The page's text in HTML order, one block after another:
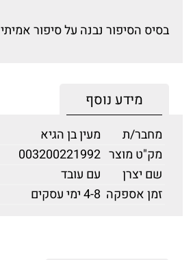
בסיס הסיפור נבנה על סיפור אמיתי
מידע נוסף
מחבר/ת
מעין בן הגיא
מק"ט מוצר 003200221992
שם יצרן
עם עובד
זמן אספקה 4-8 ימי עסקים